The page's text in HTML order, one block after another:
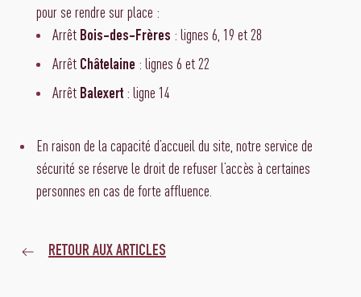
pour se rendre sur place :
Arrêt Bois-des-Frères : lignes 6, 19 et 28
Arrêt Châtelaine : lignes 6 et 22
Arrêt Balexert : ligne 14
En raison de la capacité d’accueil du site, notre service de
sécurité se réserve le droit de refuser l’accès à certaines
personnes en cas de forte affluence.
RETOUR AUX ARTICLES